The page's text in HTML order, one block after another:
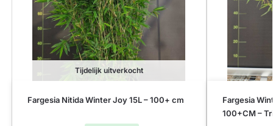
Tijdelijk uitverkocht
Fargesia Nitida Winter Joy 15L – 100+ cm
Fargesia
100+CM –